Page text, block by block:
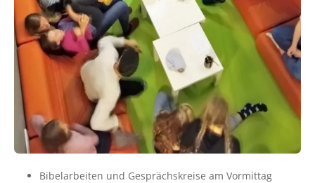
Bibelarbeiten und Gesprächskreise am Vormittag